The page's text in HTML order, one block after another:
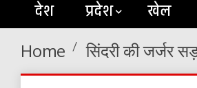
देश प्रदेश खेल
Home सिंदरी की जर्जर